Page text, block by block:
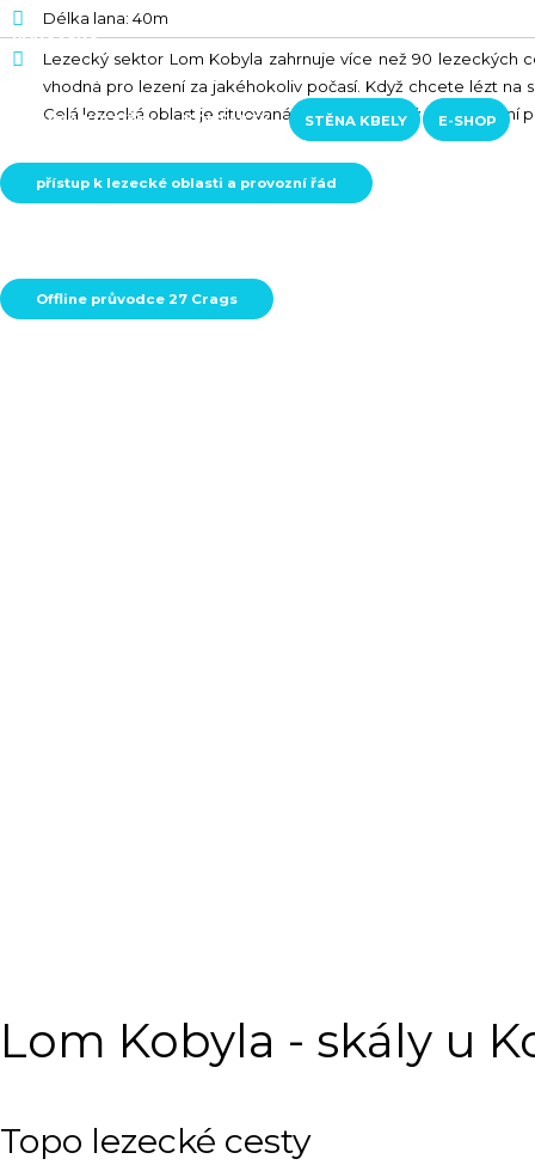
RAKOUSKO
LOFERER ALM ŠVÝCARSKO
KURZY A KROUŽKY KONTAKTY STĚNA KBELY E-SHOP
Délka lana: 40m
Lezecký sektor Lom Kobyla zahrnuje více než 90
vhodná pro lezení za jakéhokoliv počasí. Když chcete lézt na
Celá lezecká oblast je situovaná tak, aby si každý našel ideální
přístup k lezecké oblasti a provozní řád
Offline průvodce 27 Crags
Lom Kobyla - skály u
Topo lezecké cesty